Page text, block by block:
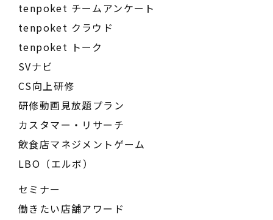
tenpoket チームアンケート
tenpoket クラウド
tenpoket トーク
SVナビ
CS向上研修
研修動画見放題プラン
カスタマー・リサーチ
飲食店マネジメントゲーム
LBO（エルボ）
セミナー
働きたい店舗アワード